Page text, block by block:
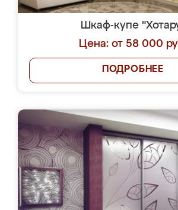
Шкаф-купе
Цена: от 58 000
ПОДРОБНЕЕ